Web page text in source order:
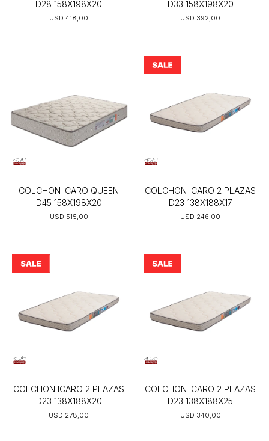
D28 158X198X20
USD 418,00
D33 158X198X20
USD 392,00
COLCHON ICARO QUEEN
D45 158X198X20
USD 515,00
COLCHON ICARO 2 PLAZAS
D23 138X188X17
USD 246,00
COLCHON ICARO 2 PLAZAS
D23 138X188X20
USD 278,00
COLCHON ICARO 2 PLAZAS
D23 138X188X25
USD 340,00